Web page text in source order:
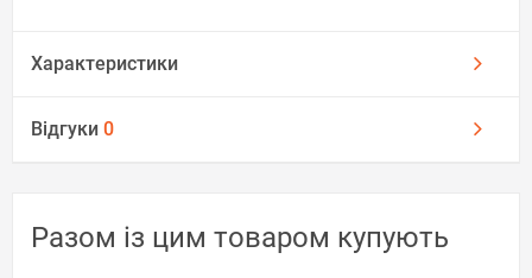
Характеристики
Відгуки 0
Разом із цим товаром купують